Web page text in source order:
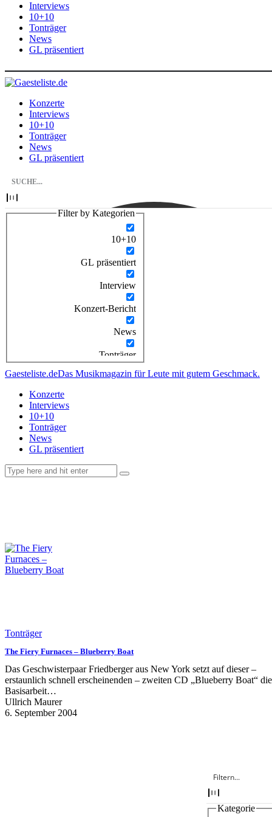
Interviews
10+10
Tonträger
News
GL präsentiert
Konzerte
Interviews
10+10
Tonträger
News
GL präsentiert
Filter by Kategorien
10+10
GL präsentiert
Interview
Konzert-Bericht
News
Tonträger
Gaesteliste.deDas Musikmagazin für Leute mit gutem Geschmack.
Konzerte
Interviews
10+10
Tonträger
News
GL präsentiert
Tonträger
The Fiery Furnaces – Blueberry Boat
Das Geschwisterpaar Friedberger aus New York setzt auf dieser –
erstaunlich schnell erscheinenden – zweiten CD „Blueberry Boat“ die
Basisarbeit…
Ullrich Maurer
6. September 2004
Kategorie